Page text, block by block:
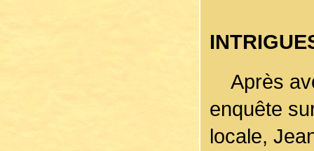
Après
enquête
locale,